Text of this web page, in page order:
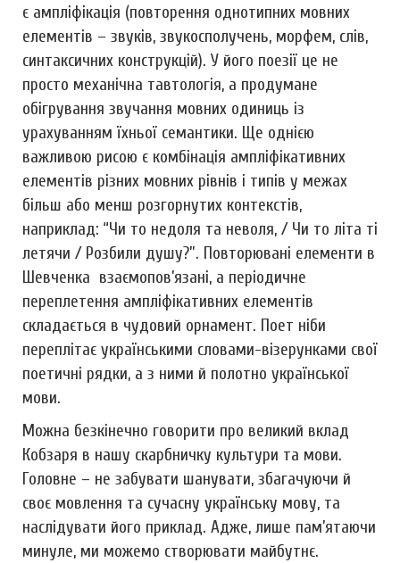
є ампліфікація (повторення однотипних мовних
елементів – звуків, звукосполучень, морфем, слів,
синтаксичних конструкцій). У його поезії це не
просто механічна тавтологія, а продумане
обігрування звучання мовних одиниць із
урахуванням їхньої семантики. Ще однією
важливою рисою є комбінація ампліфікативних
елементів різних мовних рівнів і типів у межах
більш або менш розгорнутих контекстів,
наприклад: “Чи то недоля та неволя, / Чи то літа ті
летячи / Розбили душу?”. Повторювані елементи в
Шевченка взаємопов’язані, а періодичне
переплетення ампліфікативних елементів
складається в чудовий орнамент. Поет ніби
переплітає українськими словами-візерунками свої
поетичні рядки, а з ними й полотно української
мови.
Можна безкінечно говорити про великий вклад
Кобзаря в нашу скарбничку культури та мови.
Головне – не забувати шанувати, збагачуючи й
своє мовлення та сучасну українську мову, та
наслідувати його приклад. Адже, лише пам’ятаючи
минуле, ми можемо створювати майбутнє.